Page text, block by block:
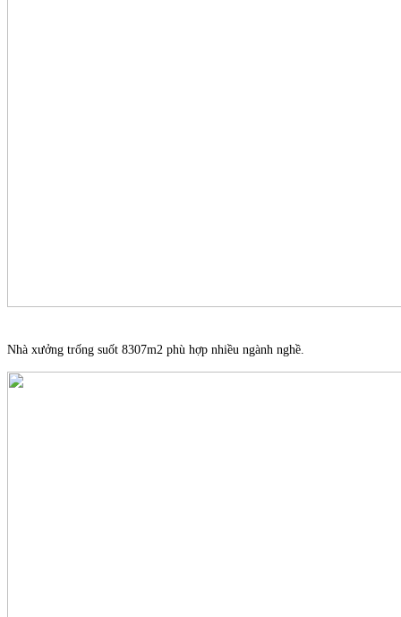
Nhà xưởng trống suốt 8307m2 phù hợp nhiều ngành nghề.